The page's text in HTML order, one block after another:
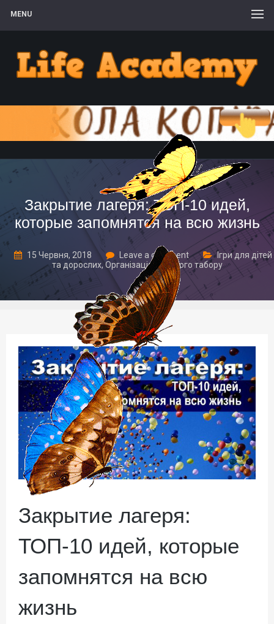
MENU
Закрытие лагеря: ТОП-10 идей,
которые запомнятся на всю жизнь
15 Червня, 2018 Leave a comment
Ігри для дітей
та дорослих, Організація дитячого табору
Закрытие лагеря:
ТОП-10 идей, которые
запомнятся на всю
жизнь